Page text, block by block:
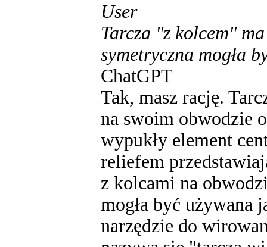
User
Tarcza "z kolcem"
symetryczna mogła
ChatGPT
Tak, masz rację.
na swoim obwodzie
wypukły element
reliefem
z kolcami na
mogła być używana
narzędzie do